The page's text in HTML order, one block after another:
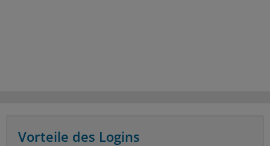
Vorteile des Logins